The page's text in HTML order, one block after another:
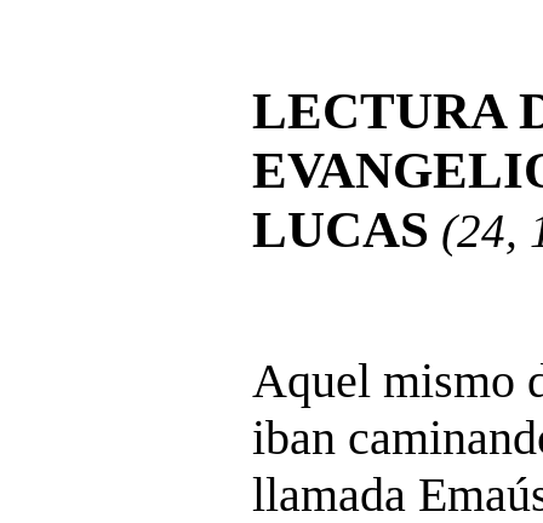
LECTURA
LUCAS (24,
Aquel mismo
iban
llamada